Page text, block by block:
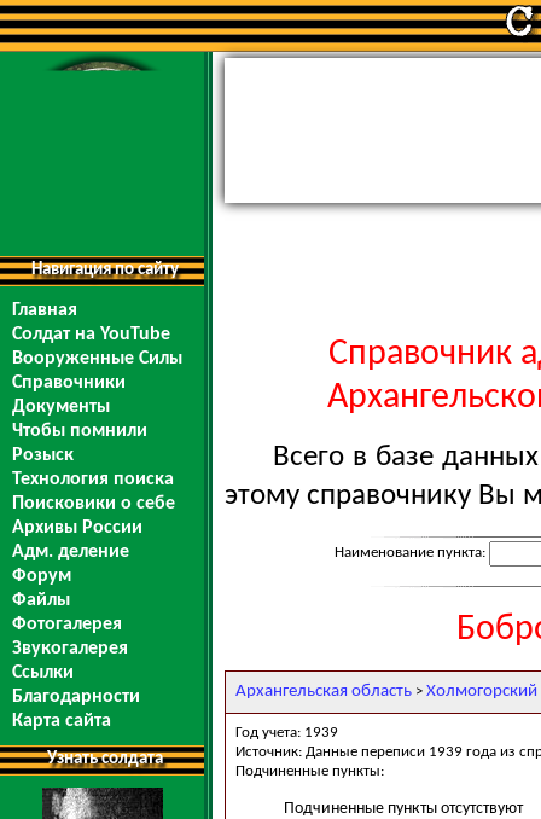
Навигация по сайту
Главная
Солдат на YouTube
Вооруженные Силы
Справочники
Документы
Чтобы помнили
Розыск
Технология поиска
Поисковики о себе
Архивы России
Адм. деление
Форум
Файлы
Фотогалерея
Звукогалерея
Ссылки
Благодарности
Карта сайта
Узнать солдата
Справочник
Всего в базе
этому справочнику Вы
Наименование пункта:
Архангельская область > Холмогорский
Год учета: 1939
Источник: Данные переписи 1939 года из
Подчиненные пункты:
Подчиненные пункты отсутствуют